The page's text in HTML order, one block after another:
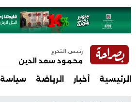
رئيس التحرير
محمود سعد الدين
الرئيسية أخبار الرياضة سياسة